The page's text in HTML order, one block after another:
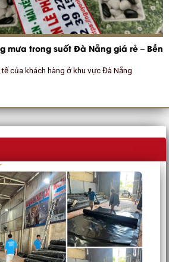
mưa trong suốt Đà Nẵng giá rẻ – Bền
của khách hàng ở khu vực Đà Nẵng